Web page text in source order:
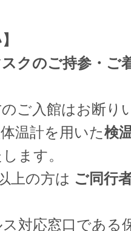
クのご持参・ご
ご入館はお断り
温計を用いた検
ます。
上の方は ご同行
対応窓口である